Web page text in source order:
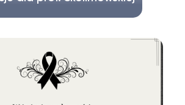
UKSW składają…